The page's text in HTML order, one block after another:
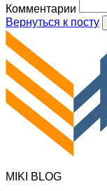
Комментарии
Вернуться к посту
MIKI BLOG